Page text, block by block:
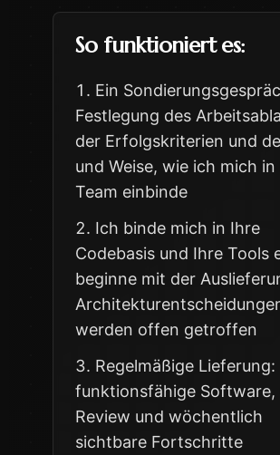
So funktioniert es:
Ein
Festlegung des
der Erfolgskriterien und
und Weise, wie ich mich in
Team einbinde
Ich binde mich in Ihre
Codebasis und Ihre Tools
beginne mit der
werden offen getroffen
Regelmäßige Lieferung:
funktionsfähige Software,
Review und wöchentlich
sichtbare Fortschritte